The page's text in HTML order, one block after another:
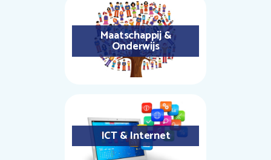
Maatschappij &
Onderwijs
ICT & Internet